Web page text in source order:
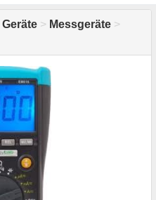
> Messgeräte >